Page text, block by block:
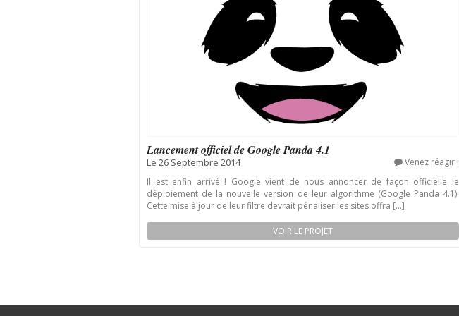
Lancement officiel de Google Panda 4.1
Le 26 Septembre 2014
Venez réagir !
Il est enfin arrivé ! Google vient de nous annoncer de façon officielle le
déploiement de la nouvelle version de leur algorithme (Google Panda 4.1).
Cette mise à jour de leur filtre devrait pénaliser les sites offra [...]
VOIR LE PROJET